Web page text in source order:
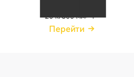
20 кг800 мм 4
Перейти